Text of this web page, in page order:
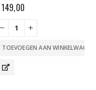
149,00
TOEVOEGEN AAN WINKELWAGEN